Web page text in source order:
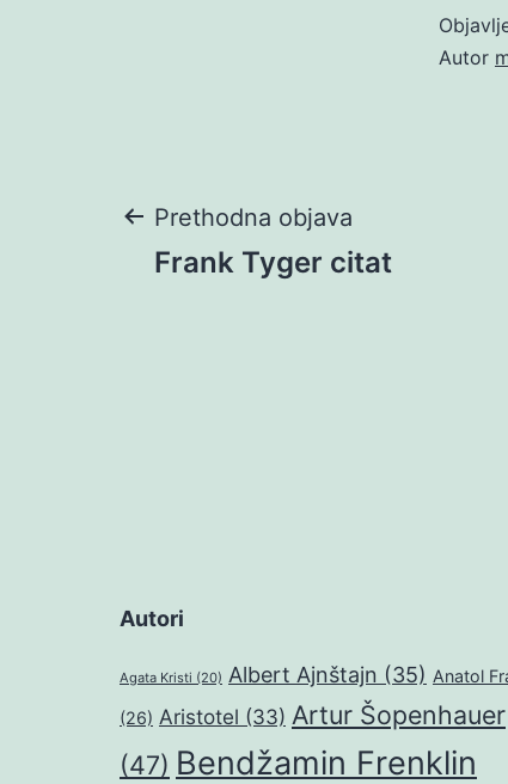
Autor
Navigacija
Prethodna objava
Frank Tyger citat
Autori
Agata Kristi (20) Albert Ajnštajn (35) Anatol
(26) Aristotel (33) Artur Šopenhauer
(47) Bendžamin Frenklin